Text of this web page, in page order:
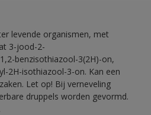
levende organismen, met
3-jood-2-
benzisothiazool-3(2H)-on,
2H-isothiazool-3-on. Kan een
Let op! Bij verneveling
druppels worden gevormd.